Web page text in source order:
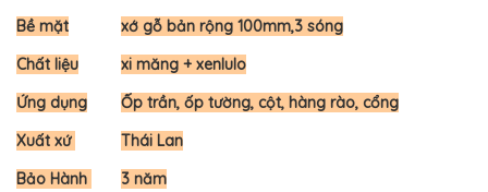
Bề mặt
xớ gỗ bản rộng 100mm,3 sóng
Chất liệu
xi măng + xenlulo
Ứng dụng
Ốp trần, ốp tường, cột, hàng rào, cổng
Xuất xứ
Thái Lan
Bảo Hành
3 năm